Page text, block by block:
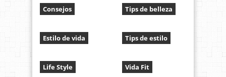
Consejos
Estilo de vida
Life Style
Tips de belleza
Tips de estilo
Vida Fit